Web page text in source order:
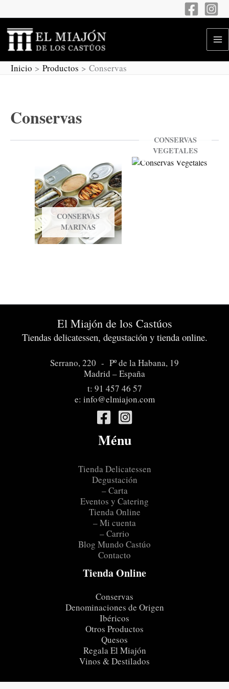
al
contenido
Inicio Productos Conservas
Conservas
CONSERVAS
MARINAS
CONSERVAS
VEGETALES
El Miajón de los Castúos
Tiendas delicatessen, degustación y tienda online.
Serrano, 220 - Pº de la Habana, 19
Madrid – España
t: 91 457 46 57
e: info@elmiajon.com
Ménu
Tienda Delicatessen
Degustación
– Carta
Eventos y Catering
Tienda Online
– Mi cuenta
– Carrio
Blog Mundo Castúo
Contacto
Tienda Online
Conservas
Denominaciones de Origen
Ibéricos
Otros Productos
Quesos
Regala El Miajón
Vinos & Destilados